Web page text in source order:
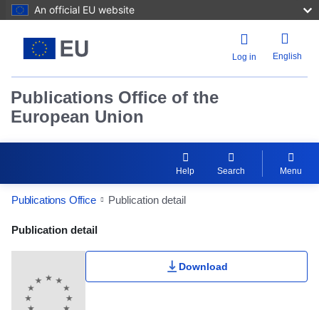
An official EU website
Log in English
Publications Office of the
European Union
Help Search Menu
Publications Office Publication detail
Publication Detail Actions Portlet
Publication detail
Download